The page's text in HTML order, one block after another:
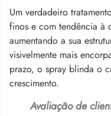
Um verdadeiro
finos e com tendência à
aumentando a sua
visivelmente mais
prazo, o spray blinda o
crescimento.
Avaliação de